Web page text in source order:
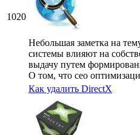
1020
Небольшая заметка на
системы влияют на
выдачу путем
О том, что сео
Как удалить DirectX